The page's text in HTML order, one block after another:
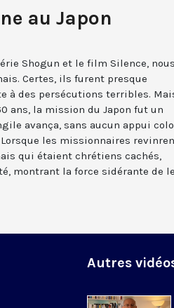
au Japon
Shogun et le film Silence,
Certes, ils furent presque
à des persécutions terribles.
ans, la mission du Japon fut un
avança, sans aucun appui
les missionnaires
qui étaient chrétiens cachés,
montrant la force sidérante de
Autres